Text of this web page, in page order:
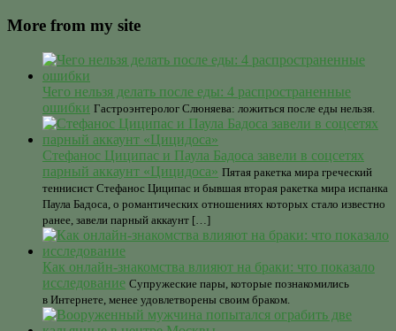
More from my site
Чего нельзя делать после еды: 4 распространенные
ошибки Гастроэнтеролог Слюняева: ложиться после еды нельзя.
Стефанос Циципас и Паула Бадоса завели в соцсетях
парный аккаунт «Цицидоса» Пятая ракетка мира греческий
теннисист Стефанос Циципас и бывшая вторая ракетка мира испанка
Паула Бадоса, о романтических отношениях которых стало известно
ранее, завели парный аккаунт […]
Как онлайн-знакомства влияют на браки: что показало
исследование Супружеские пары, которые познакомились
в Интернете, менее удовлетворены своим браком.